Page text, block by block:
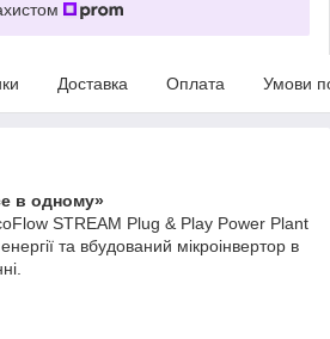
Доставка Оплата Умови
в одному»
STREAM Plug & Play Power Plant
та вбудований мікроінвертор в